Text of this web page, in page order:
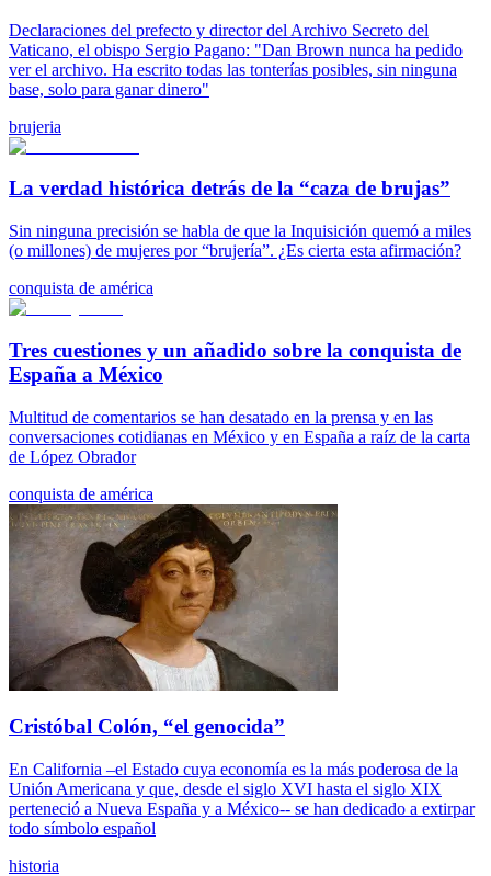
Declaraciones del prefecto y director del Archivo Secreto del
Vaticano, el obispo Sergio Pagano: "Dan Brown nunca ha pedido
ver el archivo. Ha escrito todas las tonterías posibles, sin ninguna
base, solo para ganar dinero"
brujeria
La verdad histórica detrás de la “caza de brujas”
Sin ninguna precisión se habla de que la Inquisición quemó a miles
(o millones) de mujeres por “brujería”. ¿Es cierta esta afirmación?
conquista de américa
Tres cuestiones y un añadido sobre la conquista de
España a México
Multitud de comentarios se han desatado en la prensa y en las
conversaciones cotidianas en México y en España a raíz de la carta
de López Obrador
conquista de américa
Cristóbal Colón, “el genocida”
En California –el Estado cuya economía es la más poderosa de la
Unión Americana y que, desde el siglo XVI hasta el siglo XIX
perteneció a Nueva España y a México-- se han dedicado a extirpar
todo símbolo español
historia